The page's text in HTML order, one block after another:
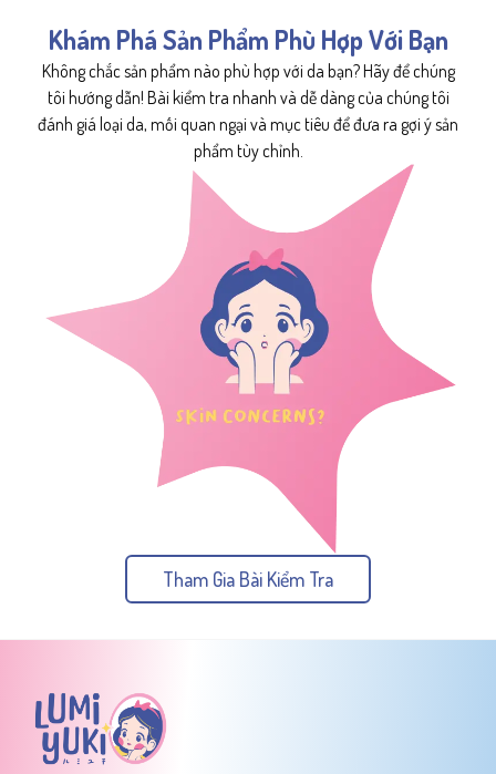
Khám Phá Sản Phẩm Phù Hợp Với Bạn
Không chắc sản phẩm nào phù hợp với da bạn? Hãy để chúng
tôi hướng dẫn! Bài kiểm tra nhanh và dễ dàng của chúng tôi
đánh giá loại da, mối quan ngại và mục tiêu để đưa ra gợi ý sản
phẩm tùy chỉnh.
Tham Gia Bài Kiểm Tra